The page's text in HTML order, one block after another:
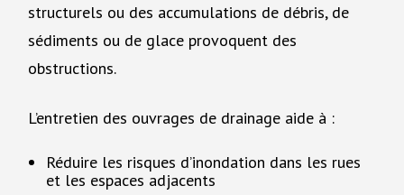
structurels ou des accumulations de débris, de
sédiments ou de glace provoquent des
obstructions.
L’entretien des ouvrages de drainage aide à :
Réduire les risques d’inondation dans les rues
et les espaces adjacents